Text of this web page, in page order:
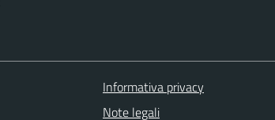
Informativa privacy
Note legali